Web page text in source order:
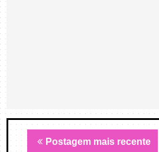
Postagem mais recente